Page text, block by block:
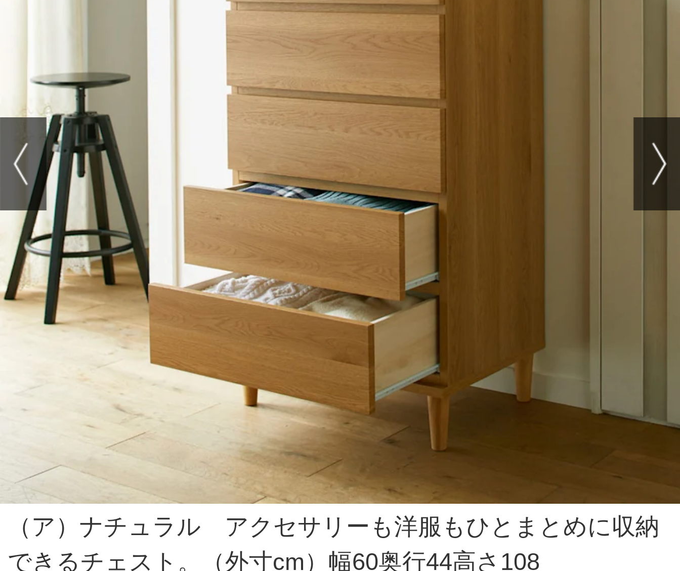
（ア）ナチュラル アクセサリーも洋服もひとまとめに収納
できるチェスト。（外寸cm）幅60奥行44高さ108